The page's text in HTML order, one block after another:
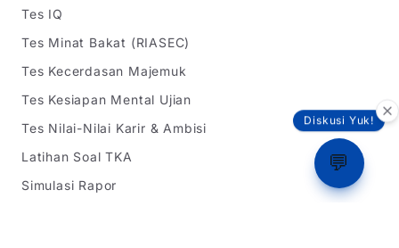
Diskusi Yuk!
💬
Tes IQ
Tes Minat Bakat (RIASEC)
Tes Kecerdasan Majemuk
Tes Kesiapan Mental Ujian
Tes Nilai-Nilai Karir & Ambisi
Latihan Soal TKA
Simulasi Rapor